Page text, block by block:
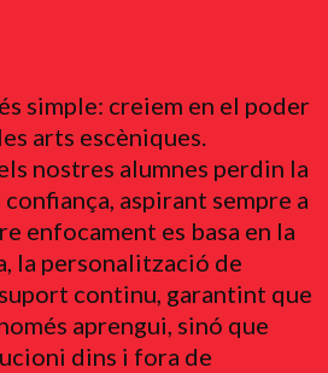
simple: creiem en el poder
arts escèniques.
nostres alumnes perdin la
aspirant sempre a
enfocament es basa en la
la personalització de
continu, garantint que
aprengui, sinó que
dins i fora de